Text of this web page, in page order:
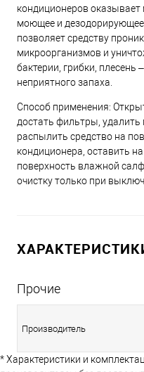
кондиционеров
моющее и
позволяет средству
микроорганизмов и
бактерии, грибки, плесень
неприятного запаха.
Способ применения:
достать фильтры,
распылить средство на
кондиционера, оставить
поверхность влажной
очистку только при
Прочие
Производитель
* Характеристики и